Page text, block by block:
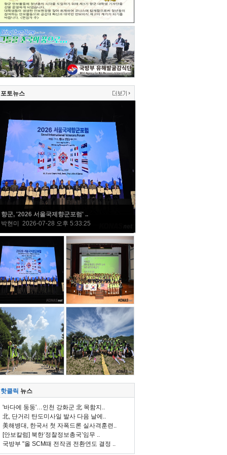
포토뉴스
향군, '2026 서울국제향군포럼' ..
박현미 2026-07-28 오후 5:33:25
핫클릭 뉴스
'바다에 둥둥'…인천 강화군 北 목함지..
北, 단거리 탄도미사일 발사 다음 날에..
美해병대, 한국서 첫 자폭드론 실사격훈련..
[안보칼럼] 북한‘정찰정보총국’임무 ..
국방부 "올 SCM때 전작권 전환연도 결정 ..